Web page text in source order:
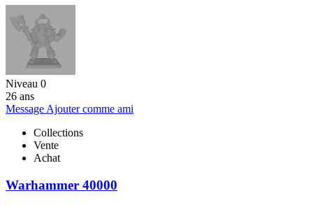
Niveau 0
26 ans
Message Ajouter comme ami
Collections
Vente
Achat
Warhammer 40000